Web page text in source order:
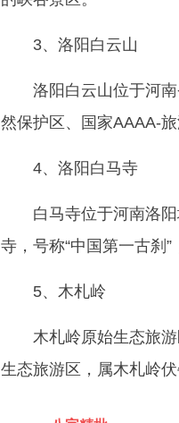
3、洛阳白云山
洛阳白云山位于河
然保护区、国家AAAA-
4、洛阳白马寺
白马寺位于河南洛
寺，号称“中国第一古刹
5、木札岭
木札岭原始生态旅
生态旅游区，属木札岭